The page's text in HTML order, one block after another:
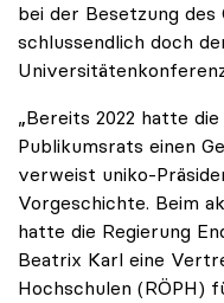
bei der Besetzung des
schlussendlich doch
„Bereits 2022 hatte
Publikumsrats einen
verweist uniko-
Vorgeschichte. Beim
hatte die Regierung
Beatrix Karl eine
Hochschulen (RÖPH)